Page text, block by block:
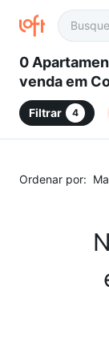
0
venda em
Habitacional
Filho,
Filtrar 4
Ordenar por: